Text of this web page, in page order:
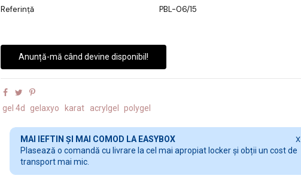
Referință
PBL-06/15
Anunță-mă când devine disponibil!
gel 4d gelaxyo karat acrylgel polygel
MAI IEFTIN ȘI MAI COMOD LA EASYBOX
Plasează o comandă cu livrare la cel mai apropiat locker și obții un cost de
transport mai mic.
X